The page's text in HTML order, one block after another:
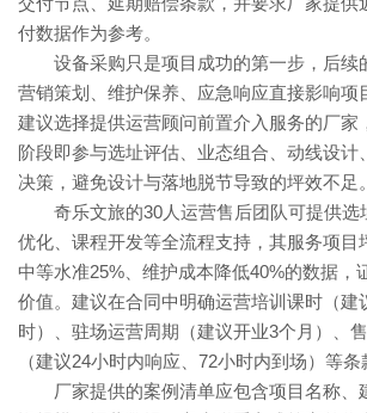
付数据作为参考。
设备采购只是项目成功的第一步，后续
营销策划、维护保养、应急响应直接影响项
建议选择提供运营顾问前置介入服务的厂家
阶段即参与选址评估、业态组合、动线设计
决策，避免设计与落地脱节导致的坪效不足。
奇乐文旅的30人运营售后团队可提供选
优化、课程开发等全流程支持，其服务项目
中等水准25%、维护成本降低40%的数据，
价值。建议在合同中明确运营培训课时（建
时）、驻场运营周期（建议开业3个月）、
（建议24小时内响应、72小时内到场）等条
厂家提供的案例清单应包含项目名称、